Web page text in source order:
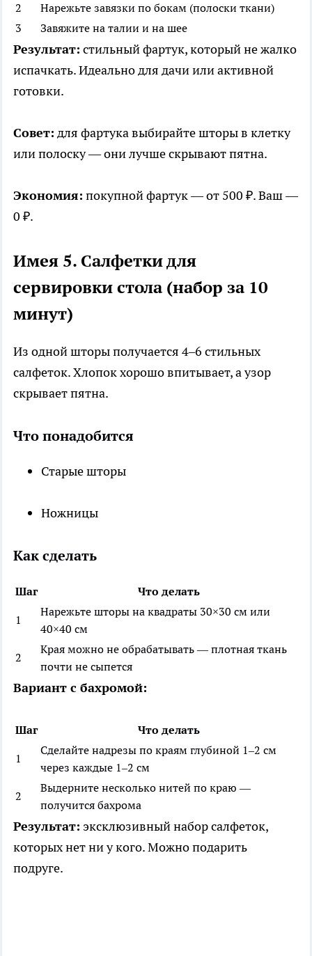
2
Нарежьте завязки по бокам (полоски ткани)
3
Завяжите на талии и на шее
Результат: стильный фартук, который не жалко
испачкать. Идеально для дачи или активной
готовки.
Совет: для фартука выбирайте шторы в клетку
или полоску — они лучше скрывают пятна.
Экономия: покупной фартук — от 500 ₽. Ваш —
0 ₽.
Имея 5. Салфетки для
сервировки стола (набор за 10
минут)
Из одной шторы получается 4–6 стильных
салфеток. Хлопок хорошо впитывает, а узор
скрывает пятна.
Что понадобится
Старые шторы
Ножницы
Как сделать
Шаг Что делать
1
Нарежьте шторы на квадраты 30×30 см или
40×40 см
2
Края можно не обрабатывать — плотная ткань
почти не сыпется
Вариант с бахромой:
Шаг Что делать
1
Сделайте надрезы по краям глубиной 1–2 см
через каждые 1–2 см
2
Выдерните несколько нитей по краю —
получится бахрома
Результат: эксклюзивный набор салфеток,
которых нет ни у кого. Можно подарить
подруге.